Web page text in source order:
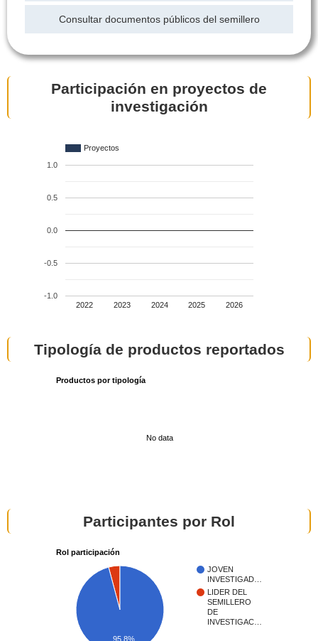
Consultar documentos públicos del semillero
Participación en proyectos de
investigación
Proyectos
2022 2023 2024 2025 2026
-1.0
-0.5
0.0
0.5
1.0
Tipología de productos reportados
Productos por tipología
No data
Participantes por Rol
Rol participación
JOVEN
INVESTIGAD…
LIDER DEL
SEMILLERO
DE
INVESTIGAC…
95.8%